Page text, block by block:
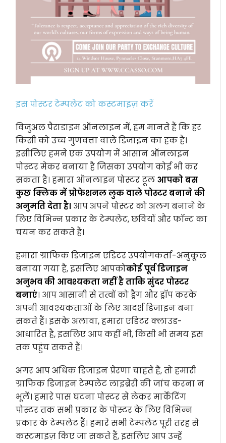
इस पोस्टर टेम्पलेट को कस्टमाइज़ करें
विजुअल पैराडाइम ऑनलाइन में, हम मानते हैं कि हर
किसी को उच्च गुणवत्ता वाले डिजाइन का हक है।
इसीलिए हमने एक उपयोग में आसान ऑनलाइन
पोस्टर मेकर बनाया है जिसका उपयोग कोई भी कर
सकता है। हमारा ऑनलाइन पोस्टर टूल आपको बस
कुछ क्लिक में प्रोफेशनल लुक वाले पोस्टर बनाने की
अनुमति देता है। आप अपने पोस्टर को अलग बनाने के
लिए विभिन्न प्रकार के टेम्पलेट, छवियों और फॉन्ट का
चयन कर सकते हैं।
हमारा ग्राफिक डिजाइन एडिटर उपयोगकर्ता-अनुकूल
बनाया गया है, इसलिए आपकोकोई पूर्व डिजाइन
अनुभव की आवश्यकता नहीं है ताकि सुंदर पोस्टर
बनाएं। आप आसानी से तत्वों को ड्रैग और ड्रॉप करके
अपनी आवश्यकताओं के लिए आदर्श डिजाइन बना
सकते हैं। इसके अलावा, हमारा एडिटर क्लाउड-
आधारित है, इसलिए आप कहीं भी, किसी भी समय इस
तक पहुंच सकते हैं।
अगर आप अधिक डिजाइन प्रेरणा चाहते हैं, तो हमारी
ग्राफिक डिजाइन टेम्पलेट लाइब्रेरी की जांच करना न
भूलें। हमारे पास घटना पोस्टर से लेकर मार्केटिंग
पोस्टर तक सभी प्रकार के पोस्टर के लिए विभिन्न
प्रकार के टेम्पलेट हैं। हमारे सभी टेम्पलेट पूरी तरह से
कस्टमाइज़ किए जा सकते हैं, इसलिए आप उन्हें